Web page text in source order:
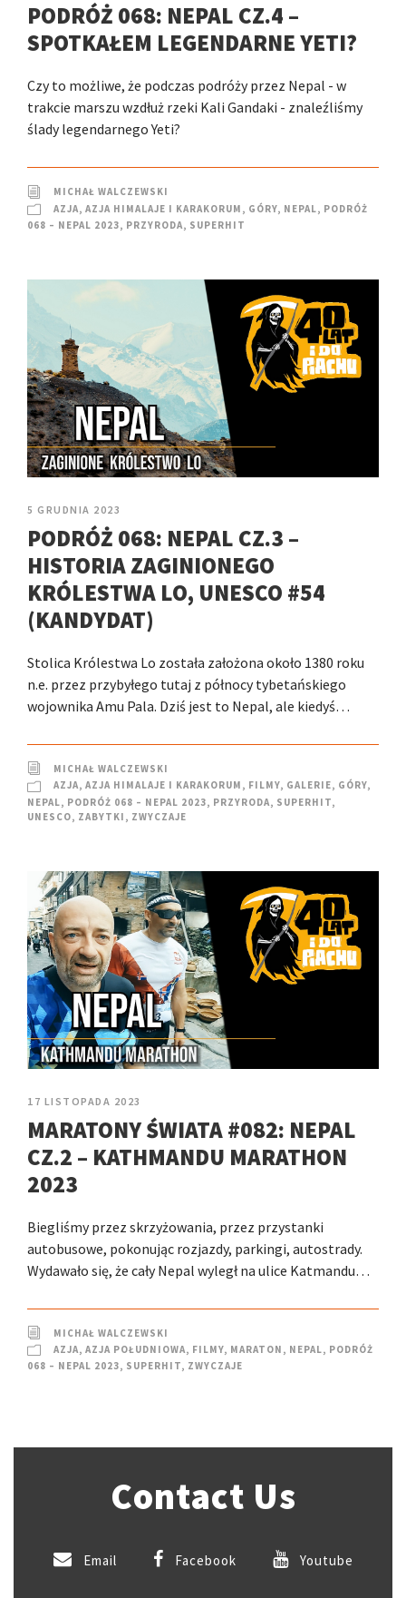
PODRÓŻ 068: NEPAL CZ.4 –
SPOTKAŁEM LEGENDARNE YETI?
Czy to możliwe, że podczas podróży przez Nepal - w
trakcie marszu wzdłuż rzeki Kali Gandaki - znaleźliśmy
ślady legendarnego Yeti?
MICHAŁ WALCZEWSKI
AZJA, AZJA HIMALAJE I KARAKORUM , GÓRY, NEPAL, PODRÓŻ
068 – NEPAL 2023, PRZYRODA, SUPERHIT
5 GRUDNIA 2023
PODRÓŻ 068: NEPAL CZ.3 –
HISTORIA ZAGINIONEGO
KRÓLESTWA LO, UNESCO #54
(KANDYDAT)
Stolica Królestwa Lo została założona około 1380 roku
n.e. przez przybyłego tutaj z północy tybetańskiego
wojownika Amu Pala. Dziś jest to Nepal, ale kiedyś…
MICHAŁ WALCZEWSKI
AZJA, AZJA HIMALAJE I KARAKORUM , FILMY, GALERIE, GÓRY,
NEPAL, PODRÓŻ 068 – NEPAL 2023, PRZYRODA, SUPERHIT,
UNESCO, ZABYTKI , ZWYCZAJE
17 LISTOPADA 2023
MARATONY ŚWIATA #082: NEPAL
CZ.2 – KATHMANDU MARATHON
2023
Biegliśmy przez skrzyżowania, przez przystanki
autobusowe, pokonując rozjazdy, parkingi, autostrady.
Wydawało się, że cały Nepal wyległ na ulice Katmandu…
MICHAŁ WALCZEWSKI
AZJA, AZJA POŁUDNIOWA, FILMY, MARATON , NEPAL, PODRÓŻ
068 – NEPAL 2023, SUPERHIT, ZWYCZAJE
Contact Us
Email Facebook Youtube